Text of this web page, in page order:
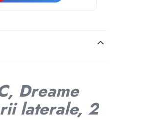
Dreame
laterale, 2